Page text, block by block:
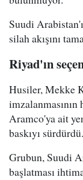
Suudi
silah akışını
Riyad'ın
Husiler, Mekke
Aramco'ya ait
baskıyı sürdürdü.
Grubun, Suudi
başlatması